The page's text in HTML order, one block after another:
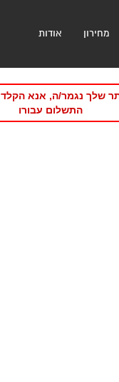
מחירון אודות
שלך נגמר/ה, אנא
התשלום עבורו